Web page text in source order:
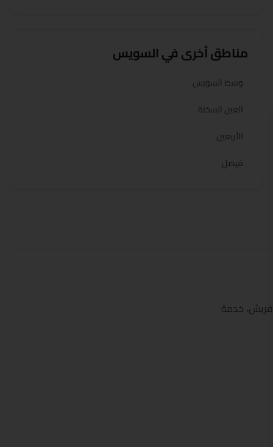
مناطق أخرى فيالسويس
وسط السويس
العين السخنة
الأربعين
فيصل
فريش، خدمة